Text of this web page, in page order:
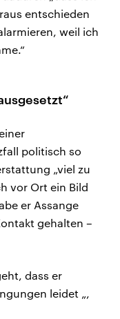
entschieden
weil ich
politisch so
„viel zu
vor Ort ein Bild
er Assange
gehalten –
dass er
leidet „,